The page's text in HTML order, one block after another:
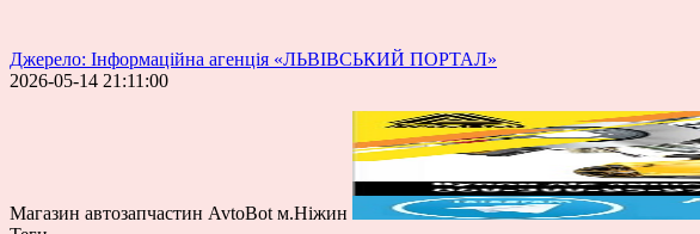
Джерело: Інформаційна агенція «ЛЬВІВСЬКИЙ ПОРТАЛ»
2026-05-14 21:11:00
Магазин автозапчастин AvtoBot м.Ніжин